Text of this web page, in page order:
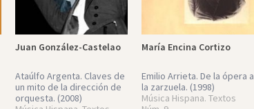
Juan González-Castelao
Ataúlfo Argenta. Claves de
un mito de la dirección de
orquesta. (2008)
María Encina Cortizo
Emilio Arrieta. De la ópera a
la zarzuela. (1998)
Música Hispana. Textos